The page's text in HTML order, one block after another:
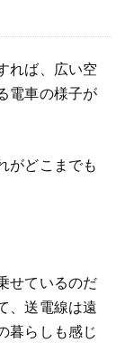
れば、広い空
電車の様子が
がどこまでも
せているのだ
、送電線は遠
暮らしも感じ